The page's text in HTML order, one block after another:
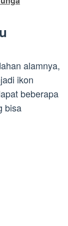
alamnya,
ikon
beberapa
bisa